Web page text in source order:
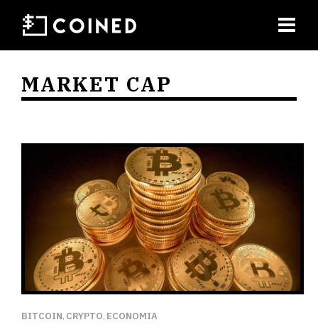
MARKET CAP
BITCOIN, CRYPTO, ECONOMIA